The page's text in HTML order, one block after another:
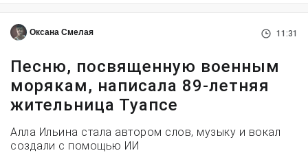
Оксана Смелая 11:31
Песню, посвященную военным
морякам, написала 89-летняя
жительница Туапсе
Алла Ильина стала автором слов, музыку и вокал
создали с помощью ИИ